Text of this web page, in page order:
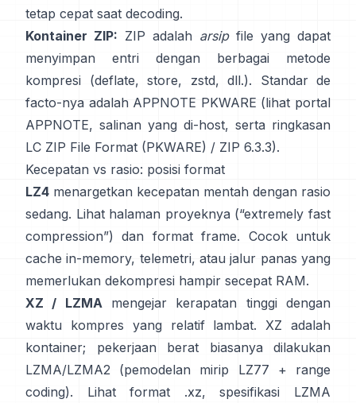
tetap cepat saat decoding.
Kontainer ZIP: ZIP adalah arsipfile yang dapat
menyimpan entri dengan berbagai metode
kompresi (deflate, store, zstd, dll.). Standar de
facto-nya adalah APPNOTE PKWARE (lihat portal
APPNOTE, salinan yang di-host, serta ringkasan
LC ZIP File Format (PKWARE) / ZIP 6.3.3).
Kecepatan vs rasio: posisi format
LZ4 menargetkan kecepatan mentah dengan rasio
sedang. Lihat halaman proyeknya (“extremely fast
compression”) dan format frame. Cocok untuk
cache in-memory, telemetri, atau jalur panas yang
memerlukan dekompresi hampir secepat RAM.
XZ / LZMAmengejar kerapatan tinggi dengan
waktu kompres yang relatif lambat. XZ adalah
kontainer; pekerjaan berat biasanya dilakukan
LZMA/LZMA2 (pemodelan mirip LZ77 + range
coding). Lihat
format .xz,
spesifikasi LZMA